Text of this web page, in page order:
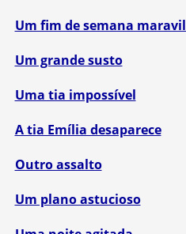
Um fim de semana
Um grande susto
Uma tia impossível
A tia Emília desaparece
Outro assalto
Um plano astucioso